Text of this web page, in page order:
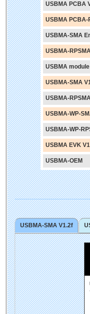
USBMA PCBA
USBMA PCBA-
USBMA-SMA
USBMA-
USBMA
USBMA-SMA
USBMA-
USBMA-WP-
USBMA-WP-
USBMA EVK
USBMA-OEM
USBMA-SMA V1.2f